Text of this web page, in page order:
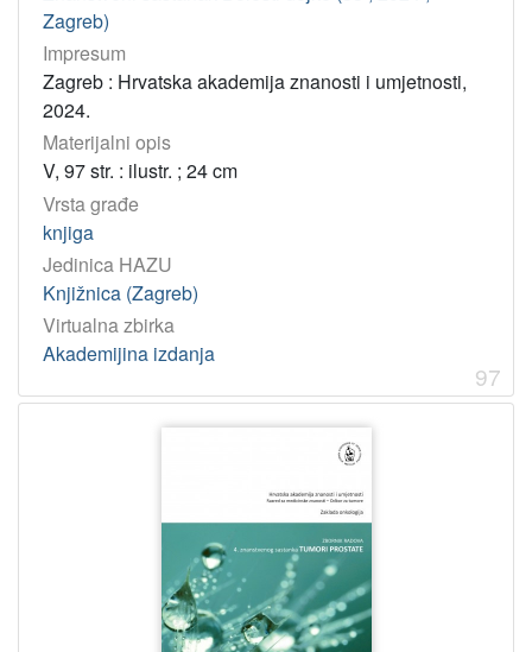
Zagreb)
Impresum
Zagreb : Hrvatska akademija znanosti i umjetnosti,
2024.
Materijalni opis
V, 97 str. : ilustr. ; 24 cm
Vrsta građe
knjiga
Jedinica HAZU
Knjižnica (Zagreb)
Virtualna zbirka
Akademijina izdanja
97